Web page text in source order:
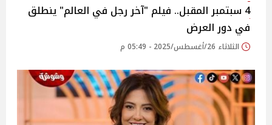
4 سبتمبر المقبل.. فيلم "آخر رجل في العالم" ينطلق
في دور العرض
الثلاثاء 26/أغسطس/2025 - 05:49 م